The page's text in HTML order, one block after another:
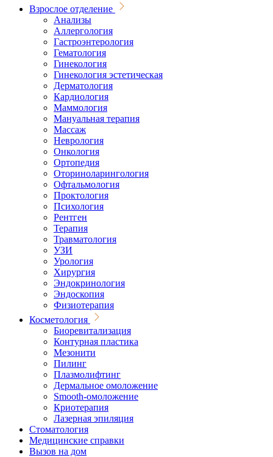
Взрослое отделение
Анализы
Аллергология
Гастроэнтерология
Гематология
Гинекология
Гинекология эстетическая
Дерматология
Кардиология
Маммология
Мануальная терапия
Массаж
Неврология
Онкология
Ортопедия
Оториноларингология
Офтальмология
Проктология
Психология
Рентген
Терапия
Травматология
УЗИ
Урология
Хирургия
Эндокринология
Эндоскопия
Физиотерапия
Косметология
Биоревитализация
Контурная пластика
Мезонити
Пилинг
Плазмолифтинг
Дермальное омоложение
Smooth-омоложение
Криотерапия
Лазерная эпиляция
Стоматология
Медицинские справки
Вызов на дом